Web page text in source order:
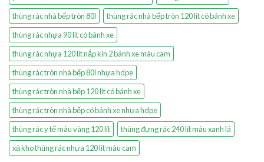
thùng rác nhà bếp tròn 80l
thùng rác nhà bếp tròn 120 lít có bánh xe
thùng rác nhựa 90 lít có bánh xe
thùng rác nhựa 120 lít nắp kín 2 bánh xe màu cam
thùng rác tròn nhà bếp 80l nhựa hdpe
thùng rác tròn nhà bếp 120 lít có bánh xe
thùng rác tròn nhà bếp có bánh xe nhựa hdpe
thùng rác y tế màu vàng 120 lít
thùng đựng rác 240 lít màu xanh lá
xả kho thùng rác nhựa 120 lít màu cam